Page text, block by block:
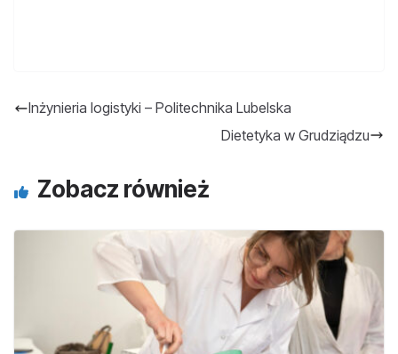
Inżynieria logistyki – Politechnika Lubelska
Dietetyka w Grudziądzu
Zobacz również